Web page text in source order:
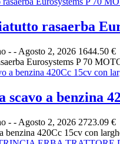
rasaerba
- - Agosto 2, 2026 1644.50 €
Eurosystems P 70
scavo a benzina
- - Agosto 2, 2026 2723.09 €
benzina 420Cc 15cv con